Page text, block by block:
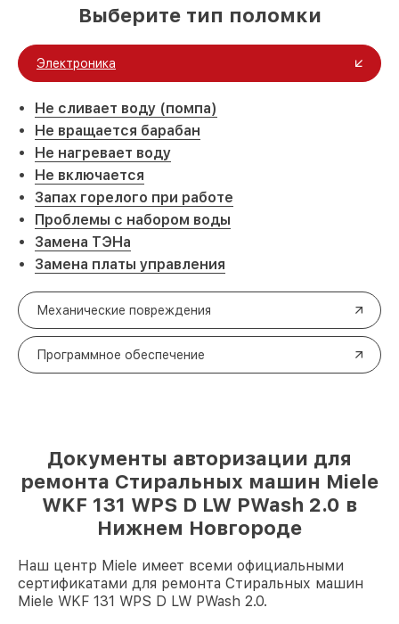
Выберите тип поломки
Электроника
Не сливает воду (помпа)
Не вращается барабан
Не нагревает воду
Не включается
Запах горелого при работе
Проблемы с набором воды
Замена ТЭНа
Замена платы управления
Механические повреждения
Программное обеспечение
Документы авторизации для
ремонта Стиральных машин Miele
WKF 131 WPS D LW PWash 2.0 в
Нижнем Новгороде
Наш центр Miele имеет всеми официальными
сертификатами для ремонта Стиральных машин
Miele WKF 131 WPS D LW PWash 2.0.